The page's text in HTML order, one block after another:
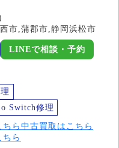
市,蒲郡市,静岡浜松市
LINEで相談・予約
Switch修理
ちら 中古買取はこちら
ちら